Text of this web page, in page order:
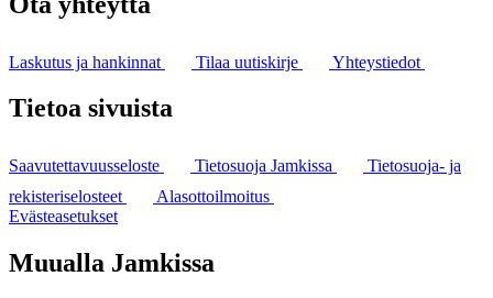
Laskutus ja hankinnat Tilaa uutiskirje Yhteystiedot
Tietoa sivuista
Saavutettavuusseloste Tietosuoja Jamkissa
Tietosuoja- ja
rekisteriselosteet
Alasottoilmoitus
Evästeasetukset
Muualla Jamkissa